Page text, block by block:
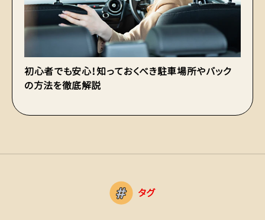
初心者でも安心！知っておくべき駐車場所やバック
の方法を徹底解説
タグ